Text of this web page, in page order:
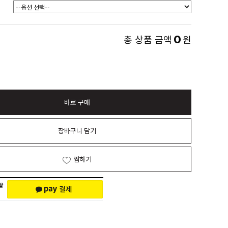
총 상품 금액 0원
바로 구매
장바구니 담기
찜하기